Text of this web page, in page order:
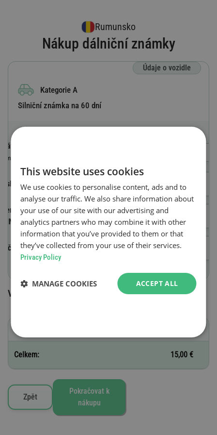
Rumunsko
Nákup dálniční známky
Údaje o vozidle
Kategorie A
Silniční známka na 60 dní
Státní poznávací značka
Země, ve které je vozidlo registrováno
Číslo registrační značky
Identifikační číslo vozidla
(VIN)
Začátek platnosti
Vybrané silniční známky
Celkem: 15,00 €
Zpět
Pokračovat k
nákupu
This website uses cookies
We use cookies to personalise content, ads and to
analyse our traffic. We also share information about
your use of our site with our advertising and
analytics partners who may combine it with other
information that you’ve provided to them or that
they’ve collected from your use of their services.
Privacy Policy
ACCEPT ALL
MANAGE COOKIES